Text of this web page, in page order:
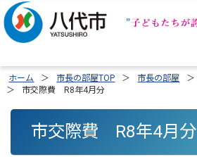
ホーム 市長の部屋TOP 市長の部屋
市交際費 R8年4月分
市交際費 R8年4月分